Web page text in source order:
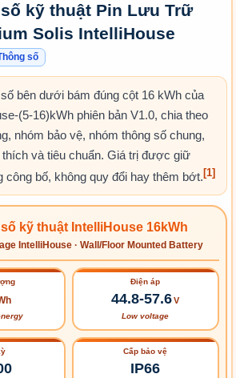
kỹ thuật Pin Lưu Trữ
Solis IntelliHouse
số
bên dưới bám đúng cột 16 kWh của
(5-16)kWh phiên bản V1.0, chia theo
nhóm bảo vệ, nhóm thông số chung,
và tiêu chuẩn. Giá trị được giữ
công bố, không quy đổi hay thêm bớt. [1]
kỹ thuật IntelliHouse 16kWh
IntelliHouse · Wall/Floor Mounted Battery
Điện áp
44.8-57.6V
Low voltage
Cấp bảo vệ
IP66